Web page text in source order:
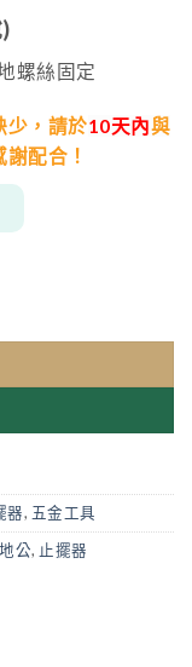
。
螺絲固定
， 請於10天內與
配合！
器, 五金工具
公, 止擺器